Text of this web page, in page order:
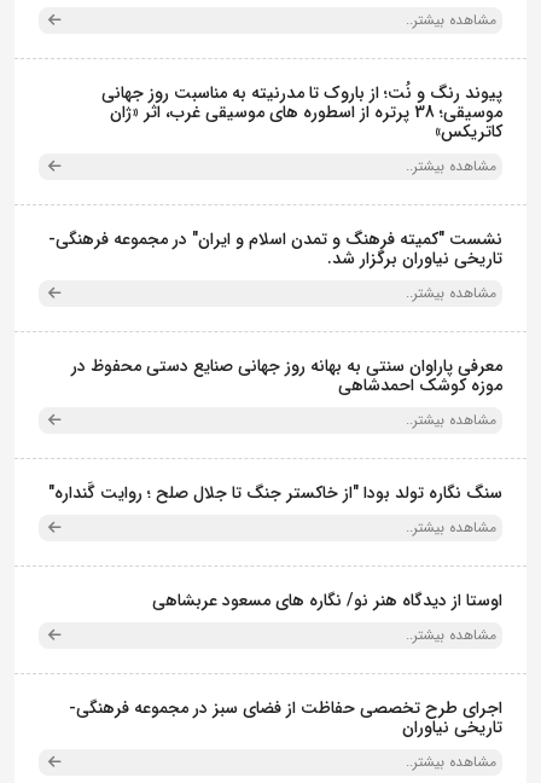
مشاهده بیشتر..
پیوند رنگ و نُت؛ از باروک تا مدرنیته به مناسبت روز جهانی
موسیقی؛ 38 پرتره از اسطوره های موسیقی غرب، اثر «ژان
کاتریکس»
مشاهده بیشتر..
نشست "کمیته فرهنگ و تمدن اسلام و ایران" در مجموعه فرهنگی‌-
تاریخی نیاوران برگزار شد.
مشاهده بیشتر..
معرفی پاراوان سنتی به بهانه روز جهانی صنایع دستی محفوظ در
موزه کوشک احمدشاهی
مشاهده بیشتر..
سنگ نگاره تولد بودا "از خاکستر جنگ تا جلال صلح ؛ روایت گَنداره"
مشاهده بیشتر..
اوستا از دیدگاه هنر نو/ نگاره های مسعود عربشاهی
مشاهده بیشتر..
اجرای طرح تخصصی حفاظت از فضای سبز در مجموعه فرهنگی-
تاریخی نیاوران
مشاهده بیشتر..